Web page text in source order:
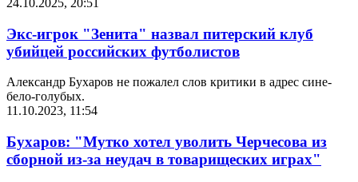
Экс-игрок "Зенита" назвал питерский клуб
убийцей российских футболистов
Александр Бухаров не пожалел слов критики в адрес сине-
бело-голубых.
11.10.2023, 11:54
Бухаров: "Мутко хотел уволить Черчесова из
сборной из-за неудач в товарищеских играх"